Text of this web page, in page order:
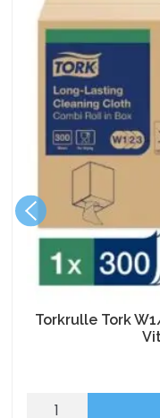
Torkrulle Tork
Torkrulle